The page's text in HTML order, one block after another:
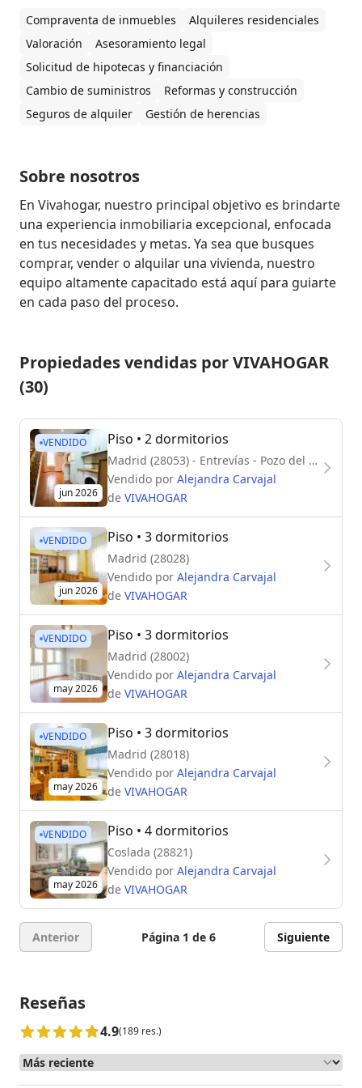
Compraventa de inmuebles
Alquileres residenciales
Valoración
Asesoramiento legal
Solicitud de hipotecas y financiación
Cambio de suministros
Reformas y construcción
Seguros de alquiler
Gestión de herencias
Sobre nosotros
En Vivahogar, nuestro principal objetivo es brindarte
una experiencia inmobiliaria excepcional, enfocada
en tus necesidades y metas. Ya sea que busques
comprar, vender o alquilar una vivienda, nuestro
equipo altamente capacitado está aquí para guiarte
en cada paso del proceso.
Propiedades vendidas por VIVAHOGAR
(30)
VENDIDO
jun 2026
Piso • 2 dormitorios
Madrid (28053) - Entrevías - Pozo del Tío Raimundo
Vendido por Alejandra Carvajal
de VIVAHOGAR
VENDIDO
jun 2026
Piso • 3 dormitorios
Madrid (28028)
Vendido por Alejandra Carvajal
de VIVAHOGAR
VENDIDO
may 2026
Piso • 3 dormitorios
Madrid (28002)
Vendido por Alejandra Carvajal
de VIVAHOGAR
VENDIDO
may 2026
Piso • 3 dormitorios
Madrid (28018)
Vendido por Alejandra Carvajal
de VIVAHOGAR
VENDIDO
may 2026
Piso • 4 dormitorios
Coslada (28821)
Vendido por Alejandra Carvajal
de VIVAHOGAR
Anterior Página 1 de 6 Siguiente
Reseñas
4.9(189 res.)